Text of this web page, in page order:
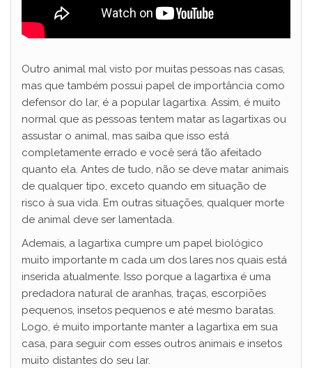
Outro animal mal visto por muitas pessoas nas casas,
mas que também possui papel de importância como
defensor do lar, é a popular lagartixa. Assim, é muito
normal que as pessoas tentem matar as lagartixas ou
assustar o animal, mas saiba que isso está
completamente errado e você será tão afeitado
quanto ela. Antes de tudo, não se deve matar animais
de qualquer tipo, exceto quando em situação de
risco à sua vida. Em outras situações, qualquer morte
de animal deve ser lamentada.
Ademais, a lagartixa cumpre um papel biológico
muito importante m cada um dos lares nos quais está
inserida atualmente. Isso porque a lagartixa é uma
predadora natural de aranhas, traças, escorpiões
pequenos, insetos pequenos e até mesmo baratas.
Logo, é muito importante manter a lagartixa em sua
casa, para seguir com esses outros animais e insetos
muito distantes do seu lar.